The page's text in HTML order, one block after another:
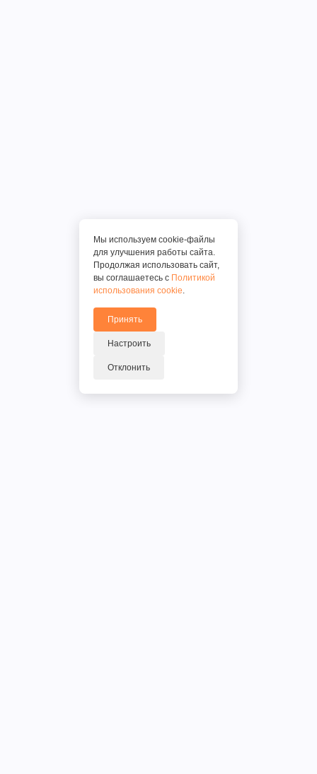
Мы используем cookie-файлы
для улучшения работы сайта.
Продолжая использовать сайт,
вы соглашаетесь с Политикой
использования cookie.
Принять
Настроить
Отклонить